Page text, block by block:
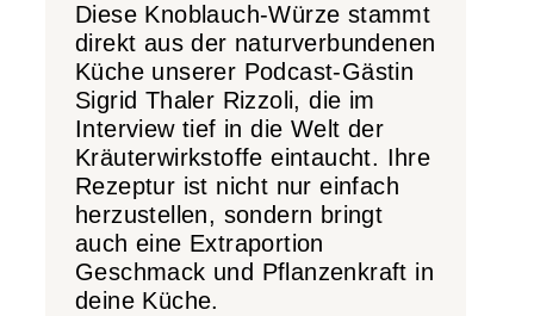
Diese Knoblauch-Würze stammt
direkt aus der naturverbundenen
Küche unserer Podcast-Gästin
Sigrid Thaler Rizzoli, die im
Interview tief in die Welt der
Kräuterwirkstoffe eintaucht. Ihre
Rezeptur ist nicht nur einfach
herzustellen, sondern bringt
auch eine Extraportion
Geschmack und Pflanzenkraft in
deine Küche.